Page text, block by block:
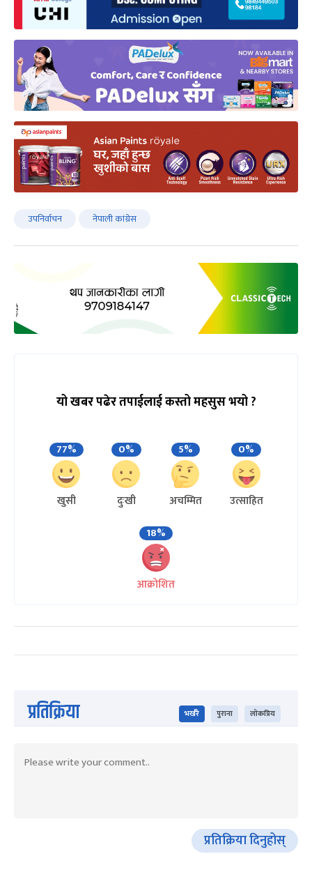
उपनिर्वाचन नेपाली कांग्रेस
यो खबर पढेर तपाईलाई कस्तो महसुस भयो ?
77%
खुसी
0%
दुःखी
5%
अचम्मित
0%
उत्साहित
18%
आक्रोशित
प्रतिक्रिया भर्खरै पुराना लोकप्रिय
प्रतिक्रिया दिनुहोस्